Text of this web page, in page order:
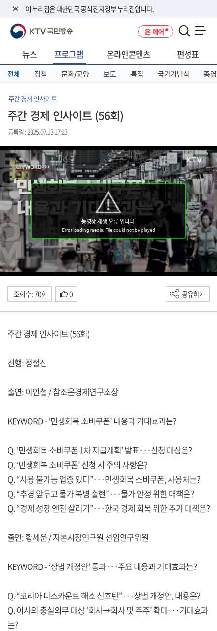
이 누리집은 대한민국 공식 전자정부 누리집입니다.
공식 누리집 주소 확인하기
니다.
이밖에 or.kr 또는 .kr등 다른 도메인 주소를 사용하고 있다면 아래 URL에
서 도메인 주소를 확인해 보세요
KTV 국민방송 온 에어
뉴스 프로그램 온라인콘텐츠 편성표
전체 정책 문화/교양 보도 특집 국가기념식 종영
주간 경제 인사이트
주간 경제 인사이트 (56회)
등록일 : 2025.07.13 17:23
조회수 : 70회 0 공유하기
주간 경제 인사이트 (56회)
진행: 정철진
출연: 이인철 / 참조은경제연구소장
KEYWORD - ‘민생회복 소비쿠폰’ 내용과 기대효과는?
Q. ‘민생회복 소비쿠폰 1차 지급계획’ 발표···신청 대상은?
Q. ‘민생회복 소비쿠폰’ 신청 시 주의 사항은?
Q. “사용 불가능 업종 있다”···민생회복 소비쿠폰, 사용처는?
Q. “추경 앞두고 물가 복병 출현”···물가 안정 위한 대책은?
Q. “경제 성장 엔진 살리기”···한국 경제 회복 위한 추가 대책은?
출연: 황세운 / 자본시장연구원 선임연구위원
KEYWORD - ‘상법 개정안’ 통과···주요 내용과 기대효과는?
Q. “코리아 디스카운트 해소 신호탄”···상법 개정안, 내용은?
Q. 이사의 충실의무 대상 ‘회사→회사 및 주주’ 확대···기대효과
는?